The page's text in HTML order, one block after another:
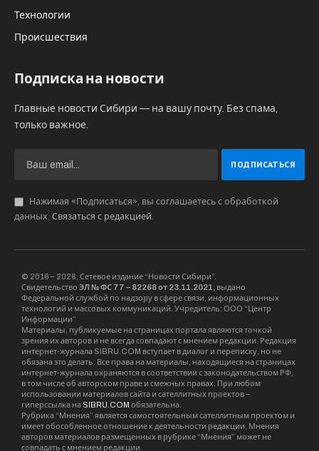
Технологии
Происшествия
Подписка на новости
Главные новости Сибири — на вашу почту. Без спама,
только важное.
Нажимая «Подписаться», вы соглашаетесь с обработкой
данных. Связаться с редакцией.
© 2016 – 2026, Сетевое издание “Новости Сибири”.
Свидетельство ЭЛ № ФС 77 – 82268 от 23.11.2021, выдано
Федеральной службой по надзору в сфере связи, информационных
технологий и массовых коммуникаций. Учредитель: ООО “Центр
Информации”
Материалы, публикуемые на страницах портала являются точкой
зрения их авторов и не всегда совпадают с мнением редакции. Редакция
интернет-журнала SIBRU.COM вступает в диалог и переписку, но не
обязана это делать. Все права на материалы, находящиеся на страницах
интернет-журнала охраняются в соответствии с законодательством РФ,
в том числе об авторском праве и смежных правах. При любом
использовании материалов сайта и сателлитных проектов –
гиперссылка на SIBRU.COM обязательна.
Рубрика “Мнения” является самостоятельным сателлитным проектом и
имеет обособленное отношение к деятельности редакции. Мнения
авторов материалов размещенных в рубрике “Мнения” может не
совпадать с мнением редакции.